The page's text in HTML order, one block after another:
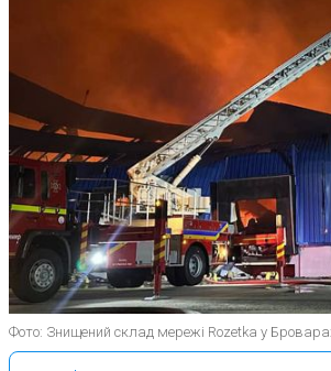
Фото: Знищений склад мережі Rozetka у